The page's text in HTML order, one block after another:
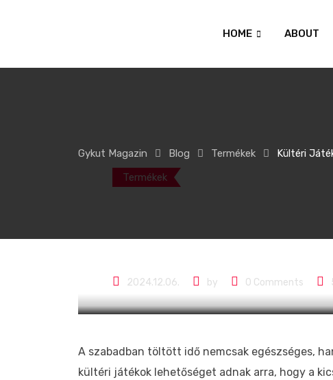
HOME ABOUT
Gykut Magazin Blog Termékek
Kültéri
Termékek
szabadban! 🌞
2024.12.06. by 0 Comments
A szabadban töltött idő nemcsak egészséges,
kültéri játékok lehetőséget adnak arra, hogy a